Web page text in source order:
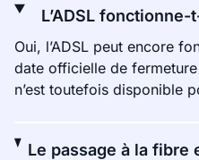
L’ADSL
Oui, l’ADSL peut encore
date officielle de
n’est toutefois disponible
Le passage à la